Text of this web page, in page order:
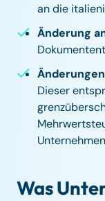
an die
Änderung
Dieser
Was